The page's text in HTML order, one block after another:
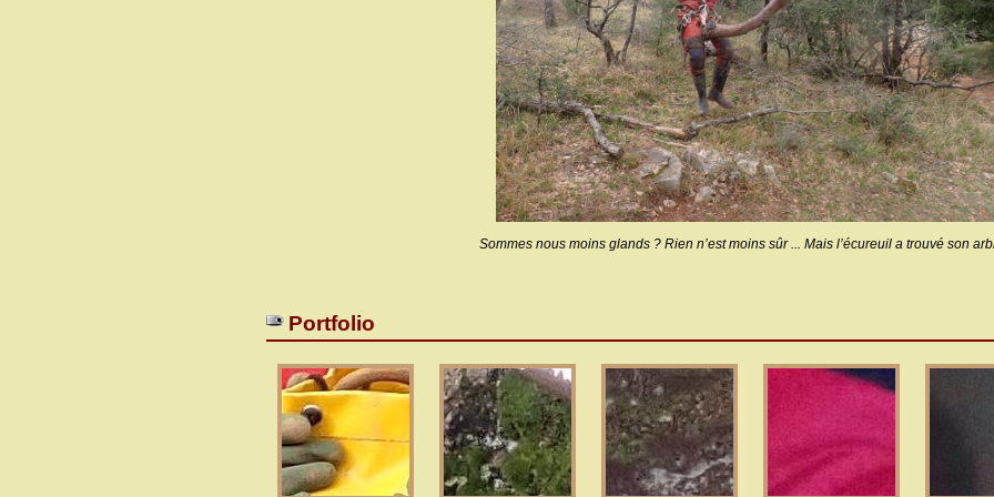
Sommes nous moins glands ? Rien n’est moins sûr ... Mais l’écureuil a trouvé son
Portfolio